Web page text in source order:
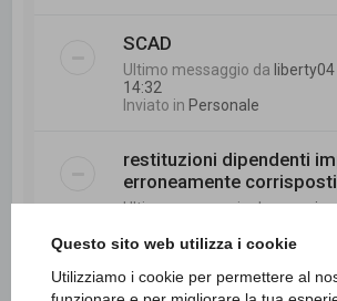
Questo sito web utilizza i cookie
Utilizziamo i cookie per permettere al
SCAD
Ultimo messaggio da liberty04
14:32
Inviato in Personale
restituzioni dipendenti
erroneamente corrisposti
Ultimo messaggio damannie
Inviato inFinanziario e fiscale